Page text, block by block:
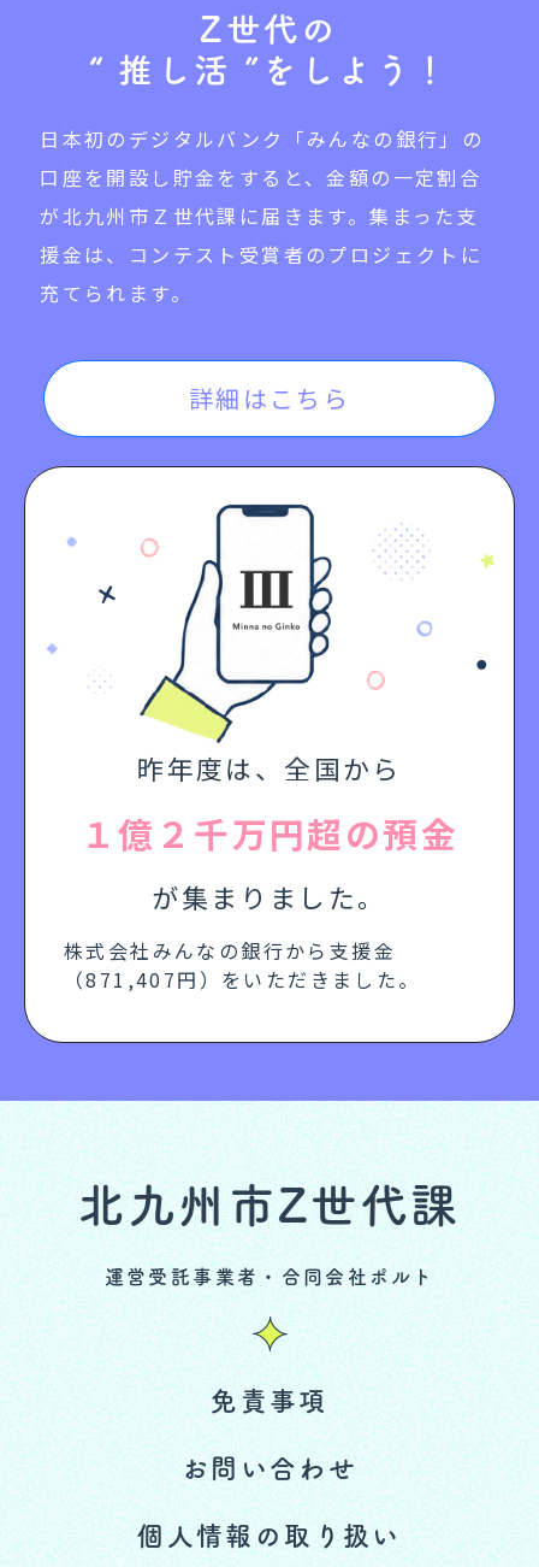
“ 推し活 ”をしよう！
日本初のデジタルバンク「みんなの銀行」の
口座を開設し貯金をすると、金額の一定割合
が北九州市Ｚ世代課に届きます。集まった支
援金は、コンテスト受賞者のプロジェクトに
充てられます。
詳細はこちら
昨年度は、全国から
１億２千万円超の預金
が集まりました。
株式会社みんなの銀行から支援金
北九州市 Z世代課
運営受託事業者・合同会社ポルト
免責事項
お問い合わせ
個人情報の取り扱い
リンク・著作権